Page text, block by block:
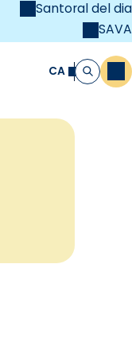
Santoral del dia
SAVA
CA Cerca